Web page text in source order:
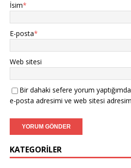
İsim*
E-posta*
Web sitesi
Bir dahaki sefere yorum
e-posta adresimi ve web sitesi
KATEGORILER